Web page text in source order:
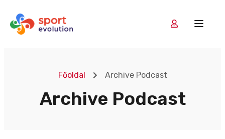
Főoldal Archive Podcast
Archive Podcast